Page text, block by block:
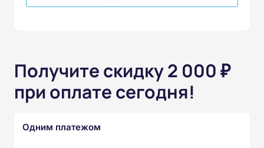
Получите скидку 2 000 ₽
при оплате сегодня!
Одним платежом